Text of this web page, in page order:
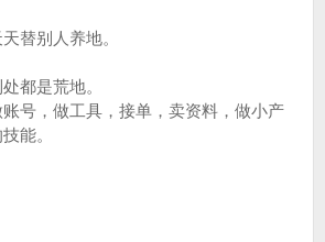
替别人养地。
都是荒地。
号，做工具，接单，卖资料，做小产
能。